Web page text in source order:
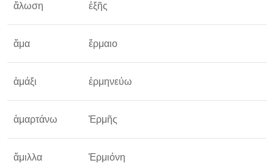
ἅλωση ἑξῆς
ἅμα ἕρμαιο
ἁμάξι ἑρμηνεύω
ἁμαρτάνω Ἑρμῆς
ἅμιλλα Ἑρμιόνη